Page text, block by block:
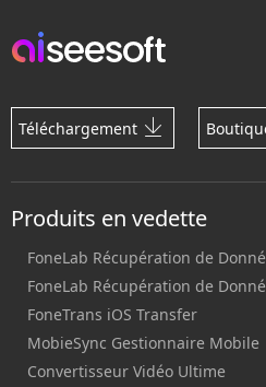
Téléchargement
Produits en vedette
FoneLab Récupération de
FoneLab Récupération de
FoneTrans iOS Transfer
MobieSync Gestionnaire Mobile
Convertisseur Vidéo Ultime